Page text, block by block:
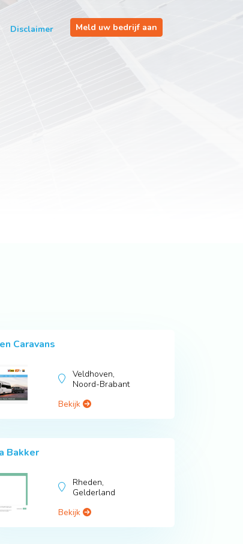
Disclaimer Meld uw bedrijf aan
Caravans
Veldhoven,
Noord-Brabant
Bekijk
Bakker
Rheden,
Gelderland
Bekijk